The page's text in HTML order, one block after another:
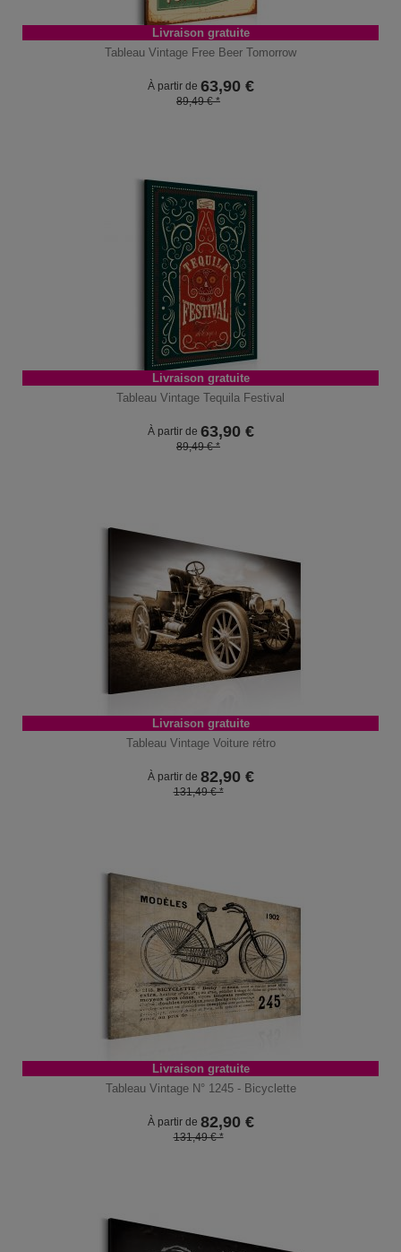
Livraison gratuite
Tableau Vintage Free Beer Tomorrow
À partir de 63,90€
89,49 € *
Livraison gratuite
Tableau Vintage Tequila Festival
À partir de 63,90€
89,49 € *
Livraison gratuite
Tableau Vintage Voiture rétro
À partir de 82,90€
131,49 € *
Livraison gratuite
Tableau Vintage N° 1245 - Bicyclette
À partir de 82,90€
131,49 € *